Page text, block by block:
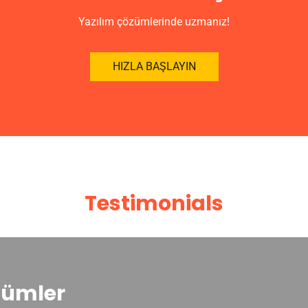
Yazılım çözümlerinde uzmanız!
HIZLA BAŞLAYIN
Testimonials